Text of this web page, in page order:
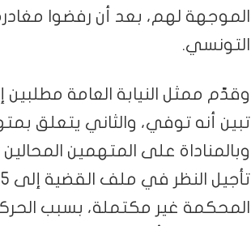
الموجهة لهم، بعد أن رفضوا
التونسي.
وقدّم ممثل النيابة العامة
تبين أنه توفي، والثاني يتعلق
وبالمناداة على المتهمين
المحكمة غير مكتملة، بسبب